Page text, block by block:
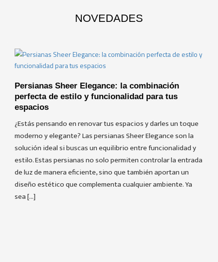
NOVEDADES
Persianas Sheer Elegance: la combinación
perfecta de estilo y funcionalidad para tus
espacios
¿Estás pensando en renovar tus espacios y darles un toque
moderno y elegante? Las persianas Sheer Elegance son la
solución ideal si buscas un equilibrio entre funcionalidad y
estilo. Estas persianas no solo permiten controlar la entrada
de luz de manera eficiente, sino que también aportan un
diseño estético que complementa cualquier ambiente. Ya
sea […]